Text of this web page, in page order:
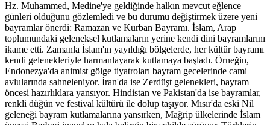
Hz. Muhammed, Medine'ye geldiğinde halkın mevcut eğlence
günleri olduğunu gözlemledi ve bu durumu değiştirmek üzere yeni
bayramlar önerdi: Ramazan ve Kurban Bayramı. İslam, Arap
toplumundaki geleneksel kutlamaların yerine kendi dini bayramlarını
ikame etti. Zamanla İslam'ın yayıldığı bölgelerde, her kültür bayramı
kendi gelenekleriyle harmanlayarak kutlamaya başladı. Örneğin,
Endonezya'da animist gölge tiyatroları bayram gecelerinde cami
avlularında sahneleniyor. İran'da ise Zerdüşt gelenekleri, bayram
öncesi hazırlıklara yansıyor. Hindistan ve Pakistan'da ise bayramlar,
renkli düğün ve festival kültürü ile dolup taşıyor. Mısır'da eski Nil
geleneği bayram kutlamalarına yansırken, Mağrip ülkelerinde İslam